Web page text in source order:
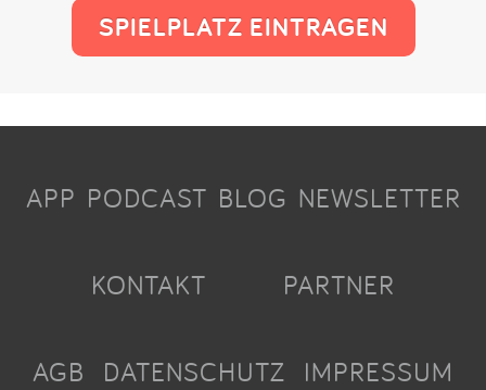
SPIELPLATZ EINTRAGEN
APP PODCAST BLOG NEWSLETTER
KONTAKT PARTNER
AGB DATENSCHUTZ IMPRESSUM